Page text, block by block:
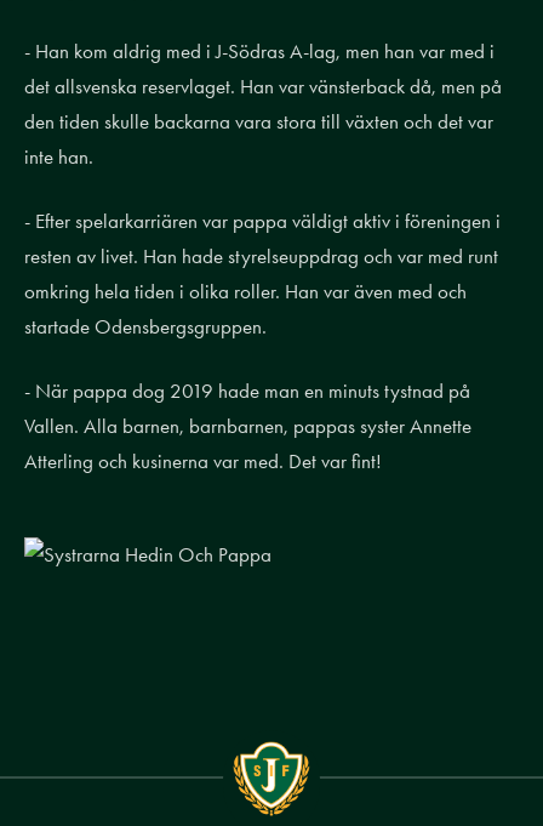
- Han kom aldrig med i J-Södras A-lag, men han var med i
det allsvenska reservlaget. Han var vänsterback då, men på
den tiden skulle backarna vara stora till växten och det var
inte han.
- Efter spelarkarriären var pappa väldigt aktiv i föreningen i
resten av livet. Han hade styrelseuppdrag och var med runt
omkring hela tiden i olika roller. Han var även med och
startade Odensbergsgruppen.
- När pappa dog 2019 hade man en minuts tystnad på
Vallen. Alla barnen, barnbarnen, pappas syster Annette
Atterling och kusinerna var med. Det var fint!